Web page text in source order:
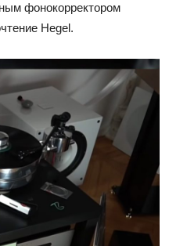
фонокорректором
Hegel.